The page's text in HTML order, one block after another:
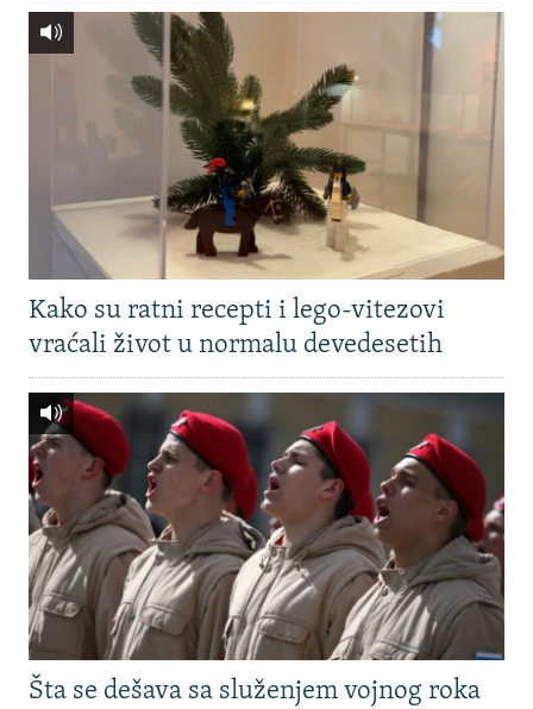
Kako su ratni recepti i lego-vitezovi
vraćali život u normalu devedesetih
Šta se dešava sa služenjem vojnog roka